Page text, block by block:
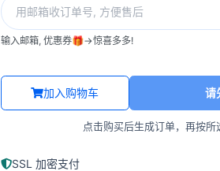
输入邮箱, 优惠券🎁->惊喜多多!
加入购物车 请
点击购买后生成订单，再按所
SSL 加密支付